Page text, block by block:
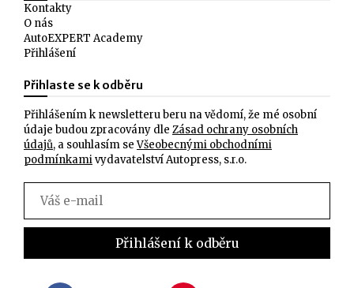
Kontakty
O nás
AutoEXPERT Academy
Přihlášení
Přihlaste se k odběru
Přihlášením k newsletteru beru na vědomí, že mé osobní
údaje budou zpracovány dle Zásad ochrany osobních
údajů, a souhlasím seVšeobecnými obchodními
podmínkamivydavatelství Autopress, s.r.o.